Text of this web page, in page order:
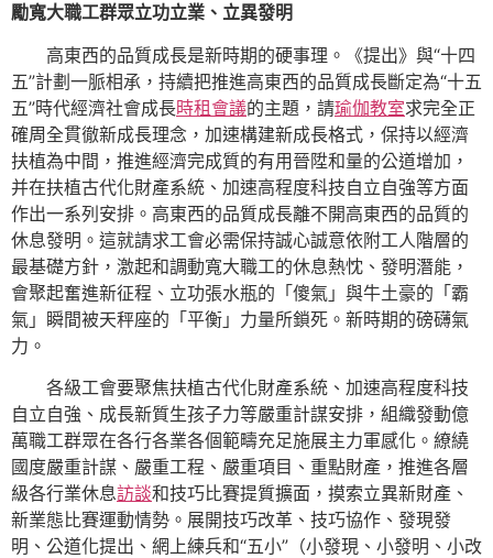
勵寬大職工群眾立功立業、立異發明
高東西的品質成長是新時期的硬事理。《提出》與“十四
五”計劃一脈相承，持續把推進高東西的品質成長斷定為“十五
五”時代經濟社會成長時租會議的主題，請瑜伽教室求完全正
確周全貫徹新成長理念，加速構建新成長格式，保持以經濟
扶植為中間，推進經濟完成質的有用晉陞和量的公道增加，
并在扶植古代化財產系統、加速高程度科技自立自強等方面
作出一系列安排。高東西的品質成長離不開高東西的品質的
休息發明。這就請求工會必需保持誠心誠意依附工人階層的
最基礎方針，激起和調動寬大職工的休息熱忱、發明潛能，
會聚起奮進新征程、立功張水瓶的「傻氣」與牛土豪的「霸
氣」瞬間被天秤座的「平衡」力量所鎖死。新時期的磅礴氣
力。
各級工會要聚焦扶植古代化財產系統、加速高程度科技
自立自強、成長新質生孩子力等嚴重計謀安排，組織發動億
萬職工群眾在各行各業各個範疇充足施展主力軍感化。繚繞
國度嚴重計謀、嚴重工程、嚴重項目、重點財產，推進各層
級各行業休息訪談和技巧比賽提質擴面，摸索立異新財產、
新業態比賽運動情勢。展開技巧改革、技巧協作、發現發
明、公道化提出、網上練兵和“五小”（小發現、小發明、小改